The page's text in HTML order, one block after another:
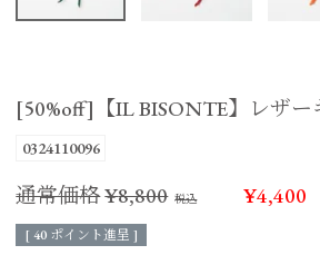
[50%off]【IL BISONTE】レザ
0324110096
通常価格¥8,800 ¥4,400
[ 40 ポイント進呈 ]